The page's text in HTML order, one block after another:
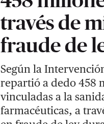
través de
fraude de
Según la
repartió a dedo 458
vinculadas a la
farmacéuticas, a